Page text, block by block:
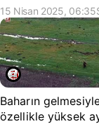
15 Nisan 2025, 06:35
Baharın
özellikle yüksek